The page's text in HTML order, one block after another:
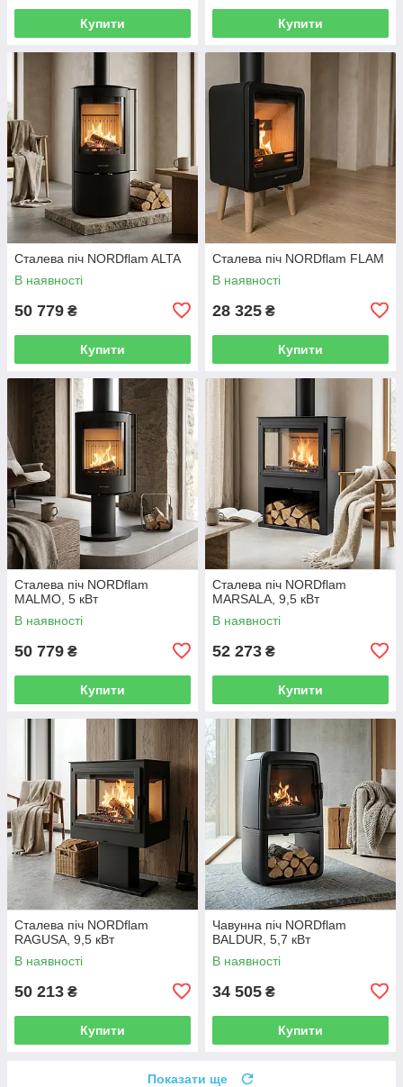
Купити Купити
Сталева піч NORDflam ALTA
В наявності
50 779 ₴
Купити
Сталева піч NORDflam FLAM
В наявності
28 325 ₴
Купити
Сталева піч NORDflam
MALMO, 5 кВт
В наявності
50 779 ₴
Купити
Сталева піч NORDflam
MARSALA, 9,5 кВт
В наявності
52 273 ₴
Купити
Сталева піч NORDflam
RAGUSA, 9,5 кВт
В наявності
50 213 ₴
Купити
Чавунна піч NORDflam
BALDUR, 5,7 кВт
В наявності
34 505 ₴
Купити
Показати ще